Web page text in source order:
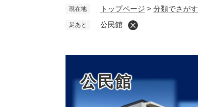
現在地 トップページ > 分類でさがす
足あと 公民館
公民館